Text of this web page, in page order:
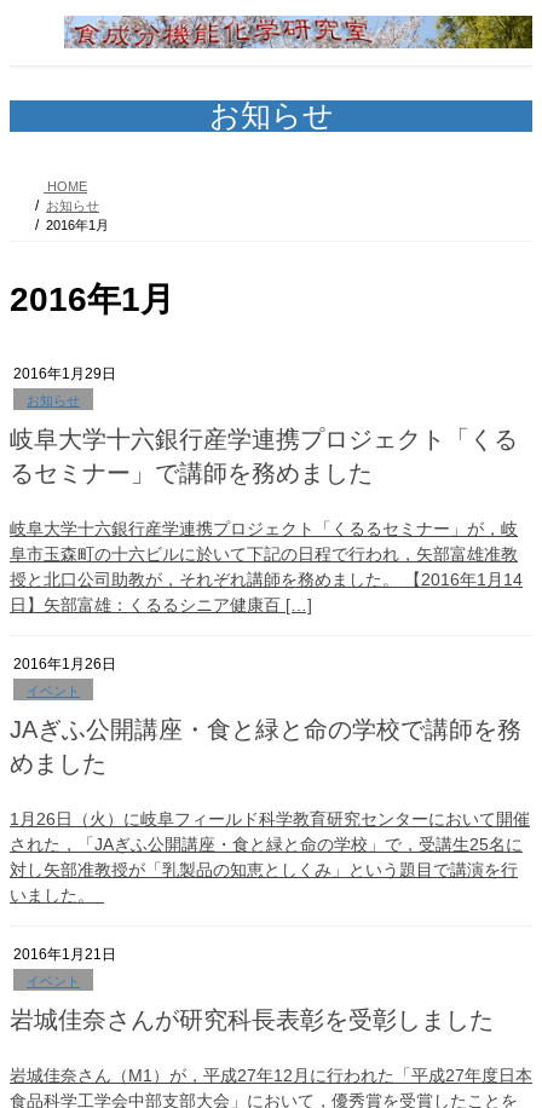
ツ
シ
お知らせ
HOME
お知らせ
2016年1月
2016年1月
2016年1月29日
お知らせ
岐阜大学十六銀行産学連携プロジェクト「くる
るセミナー」で講師を務めました
岐阜大学十六銀行産学連携プロジェクト「くるるセミナー」が，岐
阜市玉森町の十六ビルに於いて下記の日程で行われ，矢部富雄准教
授と北口公司助教が，それぞれ講師を務めました。 【2016年1月14
日】矢部富雄：くるるシニア健康百 […]
2016年1月26日
イベント
JAぎふ公開講座・食と緑と命の学校で講師を務
めました
1月26日（火）に岐阜フィールド科学教育研究センターにおいて開催
された，「JAぎふ公開講座・食と緑と命の学校」で，受講生25名に
対し矢部准教授が「乳製品の知恵としくみ」という題目で講演を行
いました。
2016年1月21日
イベント
岩城佳奈さんが研究科長表彰を受彰しました
岩城佳奈さん（M1）が，平成27年12月に行われた「平成27年度日本
食品科学工学会中部支部大会」において，優秀賞を受賞したことを